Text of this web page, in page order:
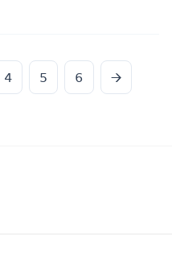
4 5 6 →